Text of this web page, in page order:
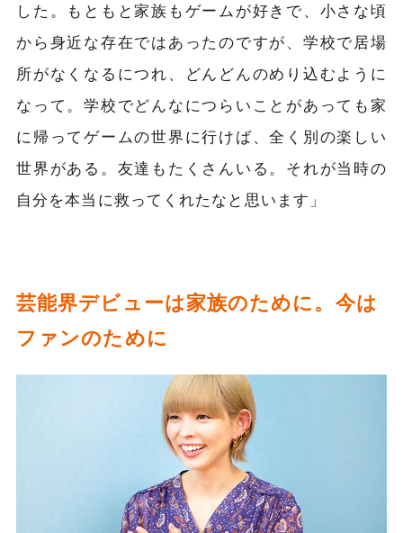
した。もともと家族もゲームが好きで、小さな頃
から身近な存在ではあったのですが、学校で居場
所がなくなるにつれ、どんどんのめり込むように
なって。学校でどんなにつらいことがあっても家
に帰ってゲームの世界に行けば、全く別の楽しい
世界がある。友達もたくさんいる。それが当時の
自分を本当に救ってくれたなと思います」
芸能界デビューは家族のために。今は
ファンのために